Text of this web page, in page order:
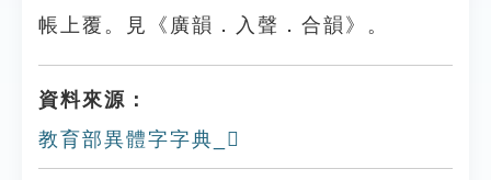
帳上覆。見《廣韻．入聲．合韻》。
資料來源：
教育部異體字字典_𢃕